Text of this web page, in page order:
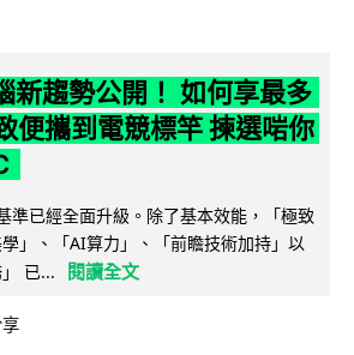
新趨勢公開！ 如何享最多
攜到電競標竿 揀選啱你
準已經全面升級。除了基本效能，「極致
」、「AI算力」、「前瞻技術加持」以
已...
閱讀全文